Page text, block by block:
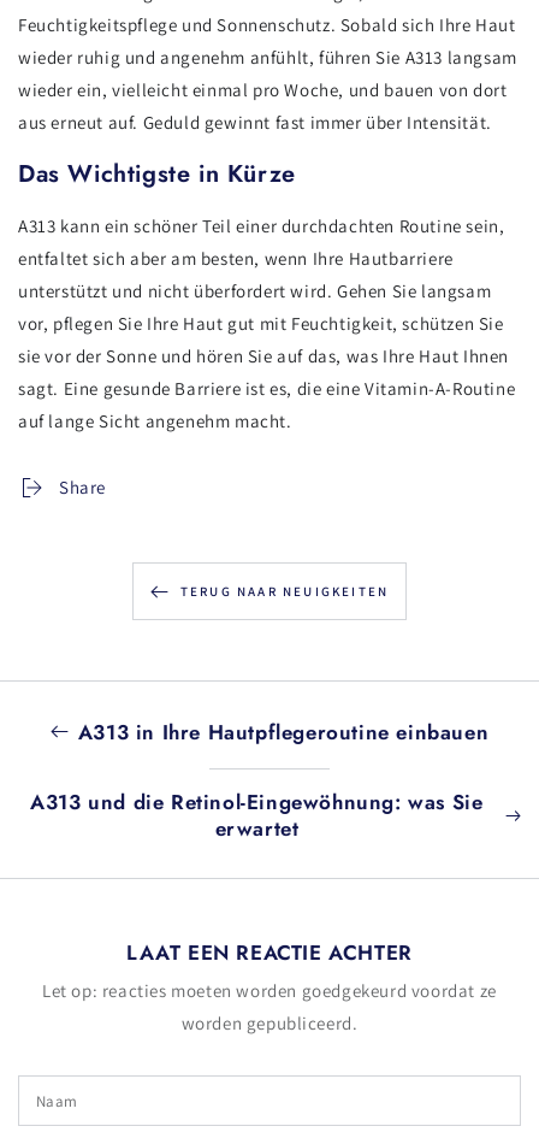
Feuchtigkeitspflege und Sonnenschutz. Sobald sich Ihre Haut
wieder ruhig und angenehm anfühlt, führen Sie A313 langsam
wieder ein, vielleicht einmal pro Woche, und bauen von dort
aus erneut auf. Geduld gewinnt fast immer über Intensität.
Das Wichtigste in Kürze
A313 kann ein schöner Teil einer durchdachten Routine sein,
entfaltet sich aber am besten, wenn Ihre Hautbarriere
unterstützt und nicht überfordert wird. Gehen Sie langsam
vor, pflegen Sie Ihre Haut gut mit Feuchtigkeit, schützen Sie
sie vor der Sonne und hören Sie auf das, was Ihre Haut Ihnen
sagt. Eine gesunde Barriere ist es, die eine Vitamin-A-Routine
auf lange Sicht angenehm macht.
Share
TERUG NAAR NEUIGKEITEN
A313 in Ihre Hautpflegeroutine einbauen
A313 und die Retinol-Eingewöhnung: was Sie
erwartet
LAAT EEN REACTIE ACHTER
Let op: reacties moeten worden goedgekeurd voordat ze
worden gepubliceerd.
Naam